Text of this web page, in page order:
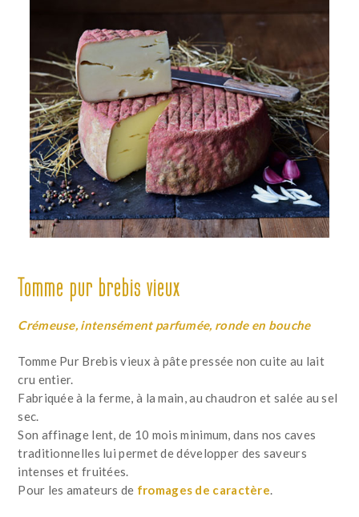
Tomme pur brebis vieux
Crémeuse, intensément parfumée, ronde en bouche
Tomme Pur Brebis vieux à pâte pressée non cuite au lait
cru entier.
Fabriquée à la ferme, à la main, au chaudron et salée au sel
sec.
Son affinage lent, de 10 mois minimum, dans nos caves
traditionnelles lui permet de développer des saveurs
intenses et fruitées.
Pour les amateurs de fromages de caractère.